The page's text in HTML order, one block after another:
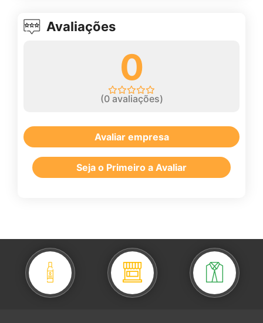
Avaliações
0
(0avaliações)
Avaliar empresa
Seja o Primeiro a Avaliar